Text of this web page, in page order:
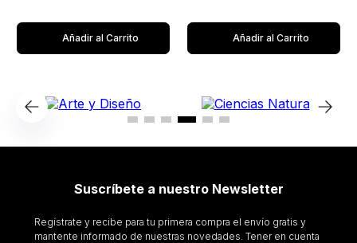
Añadir al Carrito Añadir al Carrito
Suscríbete a nuestro Newsletter
Regístrate y recibe para tu primera compra el envío gratis y
mantente informado de nuestras novedades. Tener en cuenta